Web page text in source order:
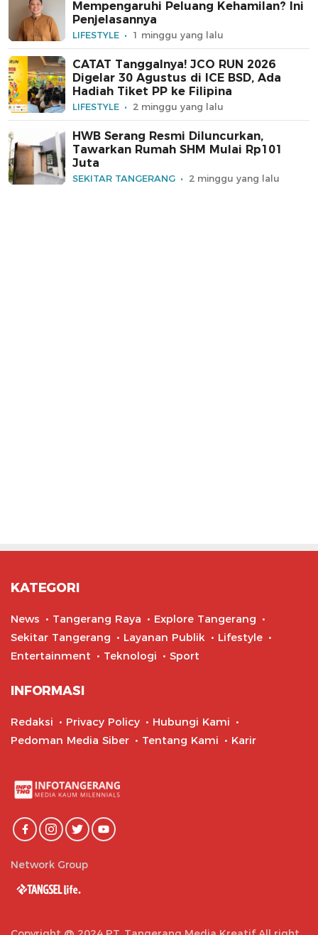
Mempengaruhi Peluang Kehamilan? Ini
Penjelasannya
LIFESTYLE 1 minggu yang lalu
CATAT Tanggalnya! JCO RUN 2026
Digelar 30 Agustus di ICE BSD, Ada
Hadiah Tiket PP ke Filipina
LIFESTYLE 2 minggu yang lalu
HWB Serang Resmi Diluncurkan,
Tawarkan Rumah SHM Mulai Rp101
Juta
SEKITAR TANGERANG 2 minggu yang lalu
KATEGORI
News Tangerang Raya
Explore Tangerang
Sekitar Tangerang
Layanan Publik
Lifestyle
Entertainment
Teknologi Sport
INFORMASI
Redaksi Privacy Policy
Hubungi Kami
Pedoman Media Siber
Tentang Kami Karir
Network Group